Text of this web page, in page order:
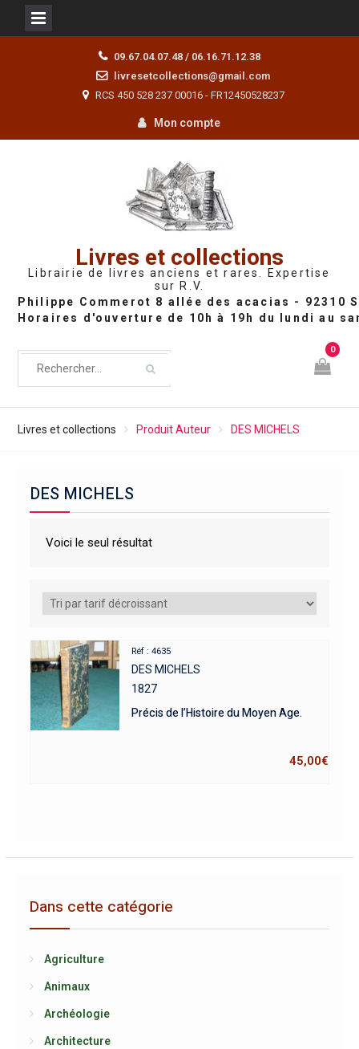
09.67.04.07.48 / 06.16.71.12.38
livresetcollections@gmail.com
RCS 450 528 237 00016 - FR12450528237
Mon compte
Livres et collections
Librairie de livres anciens et rares. Expertise
sur R.V.
0
Livres et collections Produit Auteur DES MICHELS
DES MICHELS
Voici le seul résultat
Réf : 4635
DES MICHELS
1827
Précis de l’Histoire du Moyen Age.
45,00€
Dans cette catégorie
Agriculture
Animaux
Archéologie
Architecture